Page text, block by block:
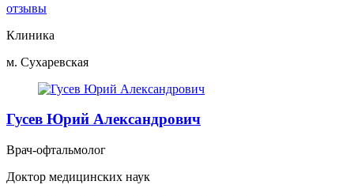
отзывы
Клиника
м. Сухаревская
Гусев Юрий Александрович
Врач-офтальмолог
Доктор медицинских наук